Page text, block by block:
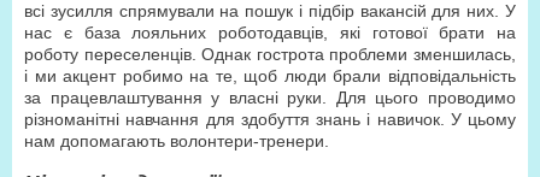
всі зусилля спрямували на пошук і підбір вакансій для них. У
нас є база лояльних роботодавців, які готової брати на
роботу переселенців. Однак гострота проблеми зменшилась,
і ми акцент робимо на те, щоб люди брали відповідальність
за працевлаштування у власні руки. Для цього проводимо
різноманітні навчання для здобуття знань і навичок. У цьому
нам допомагають волонтери-тренери.